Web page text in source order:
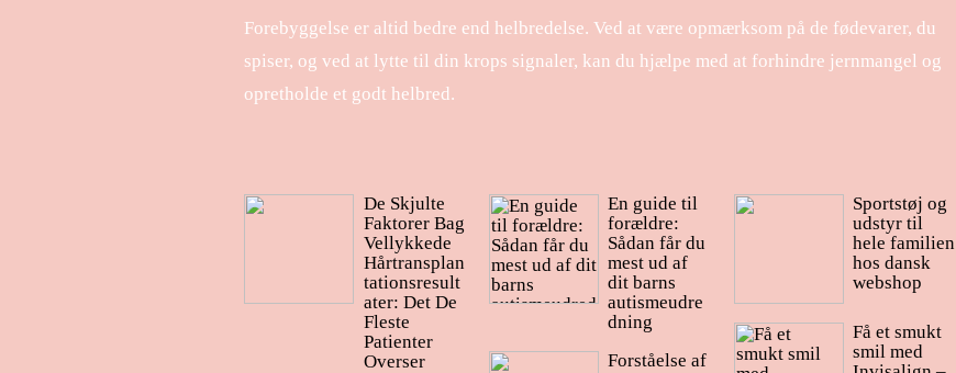
Forebyggelse er altid bedre end helbredelse. Ved at være opmærksom på de fødevarer, du
spiser, og ved at lytte til din krops signaler, kan du hjælpe med at forhindre jernmangel og
opretholde et godt helbred.
De Skjulte
Faktorer Bag
Vellykkede
Hårtransplan
tationsresult
ater: Det De
Fleste
Patienter
Overser
En guide til
forældre:
Sådan får du
mest ud af
dit barns
autismeudre
dning
Forståelse af
Sportstøj og
udstyr til
hele familien
hos dansk
webshop
Få et smukt
smil med